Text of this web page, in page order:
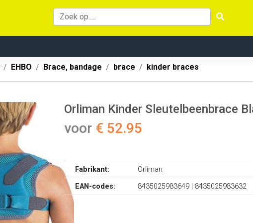
EHBO Brace, bandage brace kinder braces
Orliman Kinder Sleutelbeenbrace
voor € 52.95
Fabrikant:
Orliman
EAN-codes:
8435025983649 | 8435025983632